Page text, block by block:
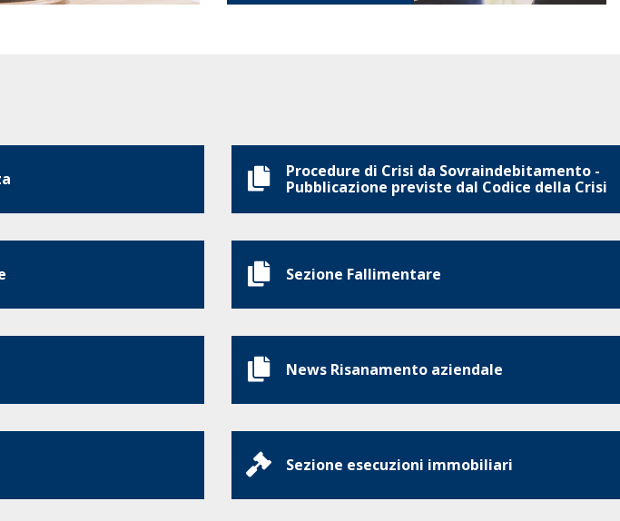
Procedure di Crisi da Sovraindebitamento -
Pubblicazione previste dal Codice della Crisi
Sezione Fallimentare
News Risanamento aziendale
Sezione esecuzioni immobiliari